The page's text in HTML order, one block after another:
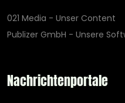
021 Media - Unser Content
Publizer GmbH - Unsere
Nachrichtenportale